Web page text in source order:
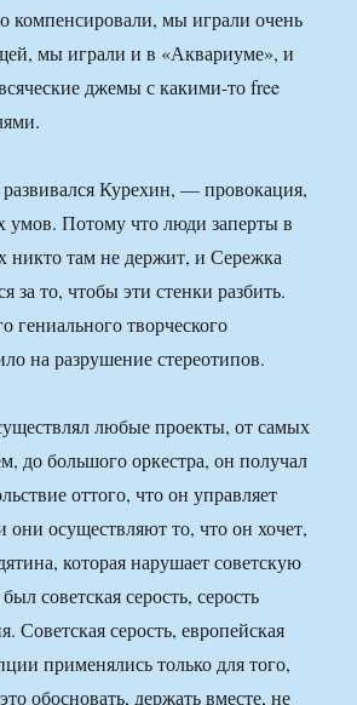
компенсировали, мы играли очень
мы играли и в «Аквариуме», и
джемы с какими-то free
Курехин, — провокация,
умов. Потому что люди заперты в
никто там не держит, и Сережка
за то, чтобы эти стенки разбить.
гениального творческого
на разрушение стереотипов.
любые проекты, от самых
до большого оркестра, он получал
оттого, что он управляет
они осуществляют то, что он хочет,
которая нарушает советскую
советская серость, серость
серость, европейская
применялись только для того,
обосновать, держать вместе, не